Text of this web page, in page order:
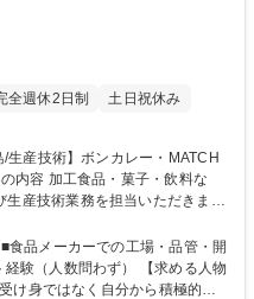
全週休2日制 土日祝休み
産技術業務を担当いただきま
ンバーとして、製品の量産化・
新ライン設計 ■自社工場および製
コスト改善 ■レトルト食品・菓
食品メーカーでの工場・品管・開
問わず） 【求める人物
け身ではなく自分から積極的に